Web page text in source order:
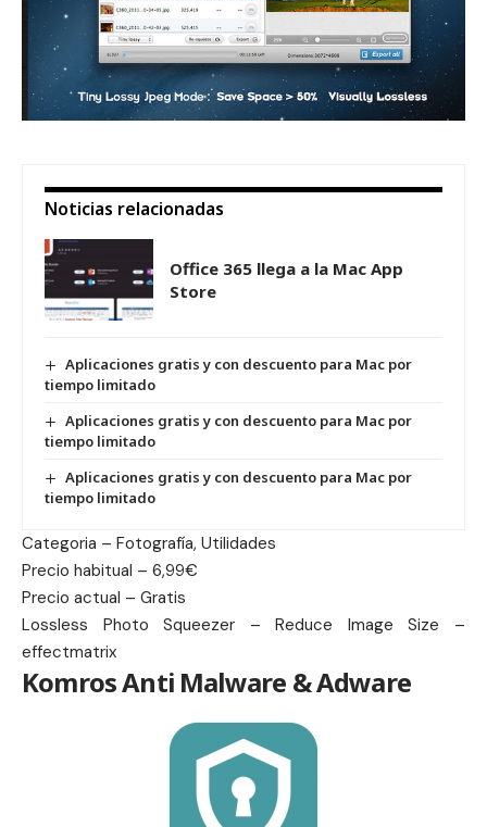
Noticias relacionadas
Office 365 llega a la Mac App
Store
Aplicaciones gratis y con descuento para Mac por
tiempo limitado
Aplicaciones gratis y con descuento para Mac por
tiempo limitado
Aplicaciones gratis y con descuento para Mac por
tiempo limitado
Categoria – Fotografía, Utilidades
Precio habitual – 6,99€
Precio actual – Gratis
Lossless Photo Squeezer – Reduce Image Size –
effectmatrix
Komros Anti Malware & Adware